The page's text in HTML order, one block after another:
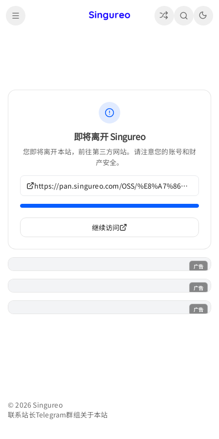
即将离开 Singureo
您即将离开本站，前往第三方网站。请注意您的账号和财
产安全。
https://pan.singureo.com/OSS/%E8%A7%86%E8%A7%89%E5%B0%8F%E8%AF%B4/Studio%20e.go!%E4%BD%9C%E5%93%81/G702
继续访问
广告
电子魅魔
广告
魔法喵
广告
© 2026 Singureo
联系站长Telegram群组关于本站